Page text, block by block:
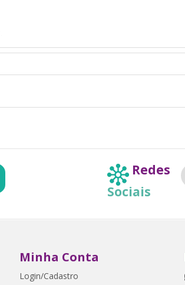
Redes
Sociais
Minha Conta
Login/Cadastro